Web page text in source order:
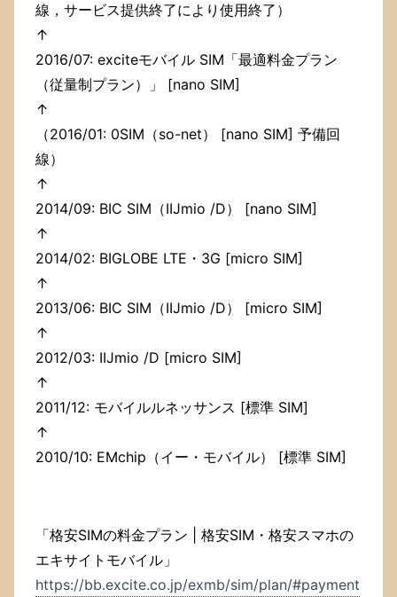
線，サービス提供終了により使用終了）
↑
2016/07: exciteモバイル SIM「最適料金プラン
（従量制プラン）」 [nano SIM]
↑
（2016/01: 0SIM（so-net） [nano SIM] 予備回
線）
↑
2014/09: BIC SIM（IIJmio /D） [nano SIM]
↑
2014/02: BIGLOBE LTE・3G [micro SIM]
↑
2013/06: BIC SIM（IIJmio /D） [micro SIM]
↑
2012/03: IIJmio /D [micro SIM]
↑
2011/12: モバイルルネッサンス [標準 SIM]
↑
2010/10: EMchip（イー・モバイル） [標準 SIM]
「格安SIMの料金プラン | 格安SIM・格安スマホの
エキサイトモバイル」
https://bb.excite.co.jp/exmb/sim/plan/#payment